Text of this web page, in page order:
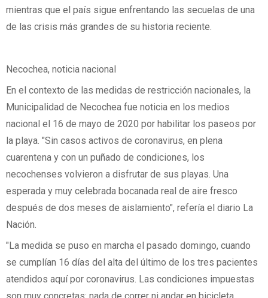
mientras que el país sigue enfrentando las secuelas de una
de las crisis más grandes de su historia reciente.
Necochea, noticia nacional
En el contexto de las medidas de restricción nacionales, la
Municipalidad de Necochea fue noticia en los medios
nacional el 16 de mayo de 2020 por habilitar los paseos por
la playa. "Sin casos activos de coronavirus, en plena
cuarentena y con un puñado de condiciones, los
necochenses volvieron a disfrutar de sus playas. Una
esperada y muy celebrada bocanada real de aire fresco
después de dos meses de aislamiento", refería el diario La
Nación.
"La medida se puso en marcha el pasado domingo, cuando
se cumplían 16 días del alta del último de los tres pacientes
atendidos aquí por coronavirus. Las condiciones impuestas